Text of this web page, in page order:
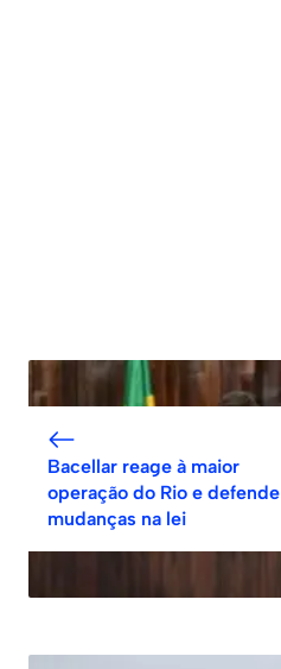
Bacellar reage à maior
operação do Rio e defende
mudanças na lei